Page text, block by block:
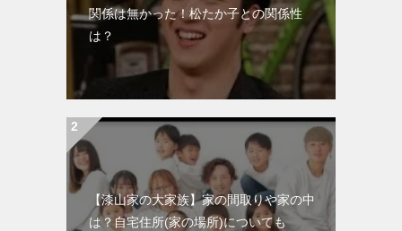
関係は無かった！松たか子との関係性
は？
【漆山家の大家族】家の間取りや家の中
は？自宅住所(家の場所)についても